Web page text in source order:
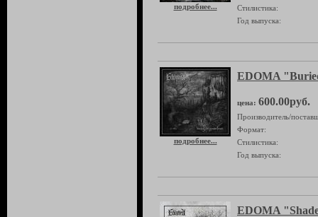
подробнее...
Стилистика:
Год выпуска:
подробнее...
EDOMA
цена: 600.00руб.
Производитель/
Формат:
Стилистика:
Год выпуска:
EDOMA